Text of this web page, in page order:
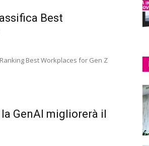
Best
Best Workplaces for Gen Z
GenAI migliorerà il